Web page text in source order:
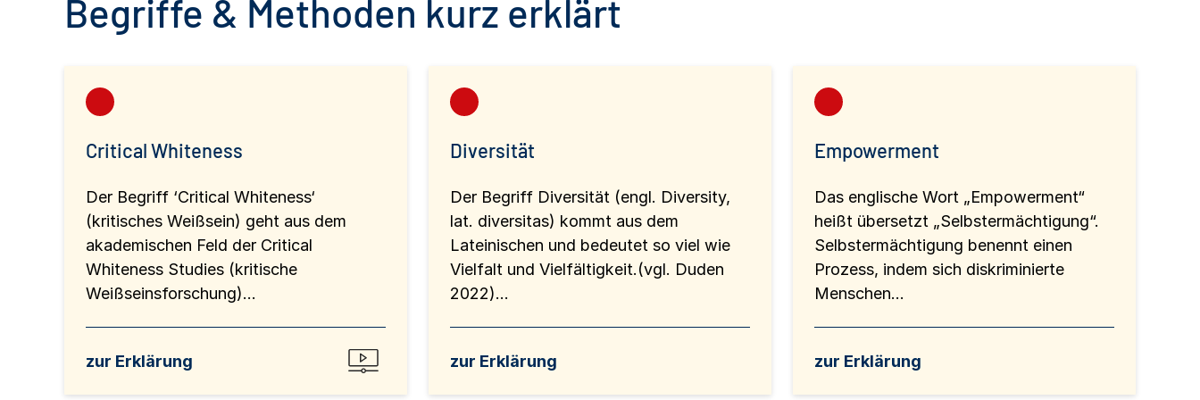
Begriffe & Methoden kurz erklärt
Critical Whiteness
Der Begriff ‘Critical Whiteness‘
(kritisches Weißsein) geht aus dem
akademischen Feld der Critical
Whiteness Studies (kritische
Weißseinsforschung)...
zur Erklärung
Diversität
Der Begriff Diversität (engl. Diversity,
lat. diversitas) kommt aus dem
Lateinischen und bedeutet so viel wie
Vielfalt und Vielfältigkeit.(vgl. Duden
2022)...
zur Erklärung
Empowerment
Das englische Wort „Empowerment“
heißt übersetzt „Selbstermächtigung“.
Selbstermächtigung benennt einen
Prozess, indem sich diskriminierte
Menschen...
zur Erklärung